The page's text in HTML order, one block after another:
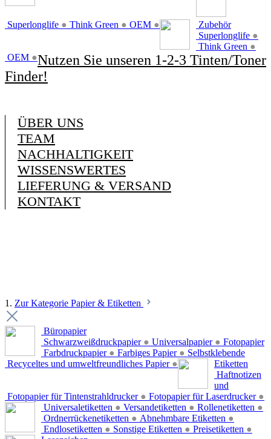
Superlonglife ● Think Green ● OEM ●
Zubehör
Superlonglife ●
Think Green ●
OEM ●Nutzen Sie unseren 1-2-3 Tinten/Toner
Finder!
ÜBER UNS
TEAM
NACHHALTIGKEIT
WISSENSWERTES
LIEFERUNG & VERSAND
KONTAKT
1. Zur Kategorie Papier & Etiketten
Büropapier
Schwarzweißdruckpapier ● Universalpapier ●
Farbdruckpapier ● Farbiges Papier ●
Recyceltes und umweltfreundliches Papier ●
Fotopapier
Fotopapier für Tintenstrahldrucker ● Fotopapier für Laserdrucker ●
Selbstklebende
Etiketten
Universaletiketten ● Versandetiketten ● Rollenetiketten ●
Ordnerrückenetiketten ● Abnehmbare Etiketten ●
Endlosetiketten ● Sonstige Etiketten ● Preisetiketten ●
Haftnotizen
und